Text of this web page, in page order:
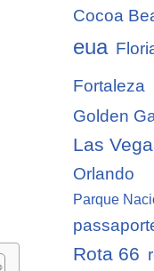
Cocoa
eua
Fortaleza
Golden
Las
Orlando
Parque
Rota 66